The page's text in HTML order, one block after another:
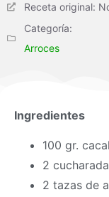
Receta original:
Categoría:
Arroces
Ingredientes
100 gr.
2
2 tazas de